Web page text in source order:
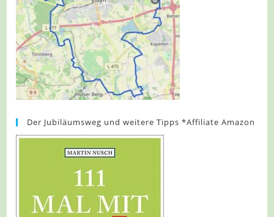
Der Jubiläumsweg und weitere Tipps *Affiliate Amazon